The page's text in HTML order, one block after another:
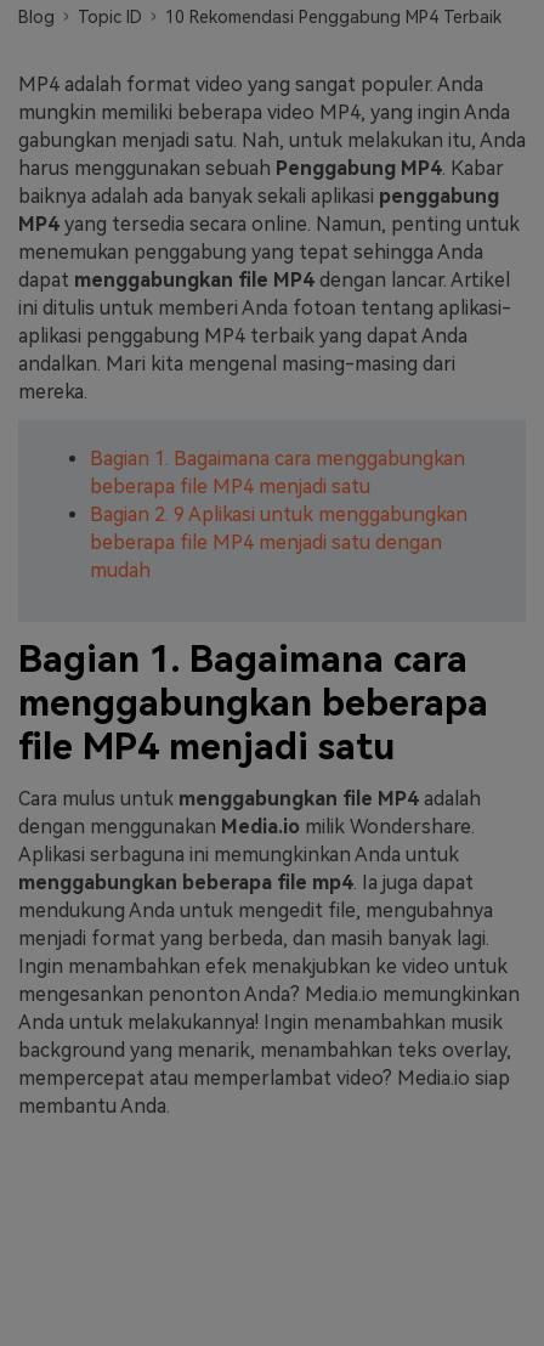
Tips & Tutorial AI
Postingan Terbaru
Jelajahi Lebih Banyak >>
Berkreasi dengan AI
Blog Topic ID 10 Rekomendasi Penggabung MP4 Terbaik
MP4 adalah format video yang sangat populer. Anda
mungkin memiliki beberapa video MP4, yang ingin Anda
gabungkan menjadi satu. Nah, untuk melakukan itu, Anda
harus menggunakan sebuah Penggabung MP4 . Kabar
baiknya adalah ada banyak sekali aplikasi penggabung
MP4 yang tersedia secara online. Namun, penting untuk
menemukan penggabung yang tepat sehingga Anda
dapat menggabungkan file MP4 dengan lancar. Artikel
ini ditulis untuk memberi Anda fotoan tentang aplikasi-
aplikasi penggabung MP4 terbaik yang dapat Anda
andalkan. Mari kita mengenal masing-masing dari
mereka.
Bagian 1. Bagaimana cara menggabungkan
beberapa file MP4 menjadi satu
Bagian 2. 9 Aplikasi untuk menggabungkan
beberapa file MP4 menjadi satu dengan
mudah
Bagian 1. Bagaimana cara
menggabungkan beberapa
file MP4 menjadi satu
Cara mulus untuk menggabungkan file MP4 adalah
dengan menggunakan Media.io milik Wondershare.
Aplikasi serbaguna ini memungkinkan Anda untuk
menggabungkan beberapa file mp4. Ia juga dapat
mendukung Anda untuk mengedit file, mengubahnya
menjadi format yang berbeda, dan masih banyak lagi.
Ingin menambahkan efek menakjubkan ke video untuk
mengesankan penonton Anda? Media.io memungkinkan
Anda untuk melakukannya! Ingin menambahkan musik
background yang menarik, menambahkan teks overlay,
mempercepat atau memperlambat video? Media.io siap
membantu Anda.